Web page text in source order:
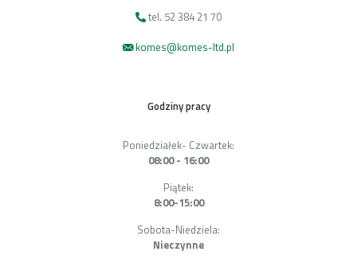
tel. 52 384 21 70
komes@komes-ltd.pl
Godziny pracy
Poniedziałek- Czwartek:
08:00 - 16:00
Piątek:
8:00-15:00
Sobota-Niedziela:
Nieczynne